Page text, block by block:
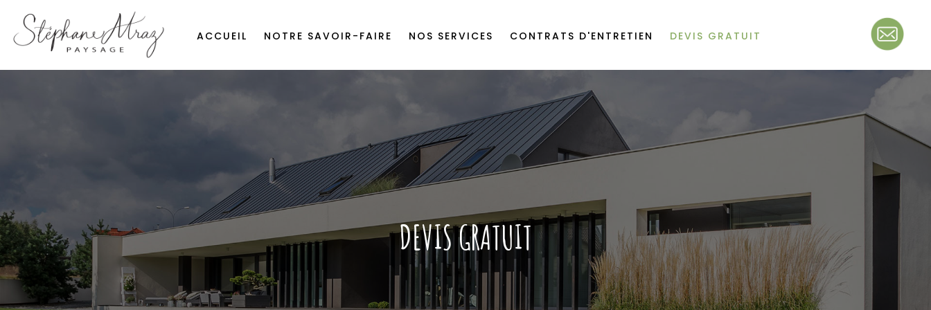
ACCUEIL NOTRE SAVOIR-FAIRE NOS SERVICES CONTRATS D'ENTRETIEN DEVIS GRATUIT
DEVIS GRATUIT